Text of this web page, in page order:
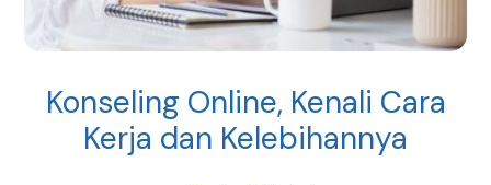
Konseling Online, Kenali Cara
Kerja dan Kelebihannya